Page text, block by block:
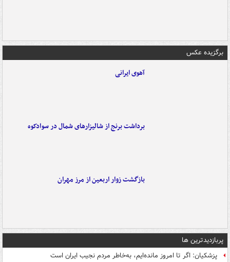
برگزیده عکس
آهوی ایرانی
برداشت برنج از شالیزارهای شمال در سوادکوه
بازگشت زوار اربعین از مرز مهران
پربازدیدترین ها
پزشکیان: اگر تا امروز مانده‌ایم، به‌خاطر مردم نجیب ایران است